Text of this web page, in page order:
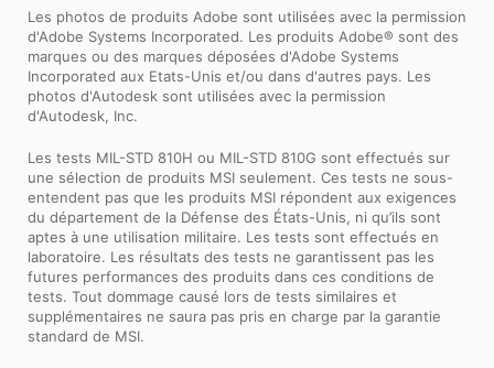
Les photos de produits Adobe sont utilisées avec la permission
d'Adobe Systems Incorporated. Les produits Adobe® sont des
marques ou des marques déposées d'Adobe Systems
Incorporated aux Etats-Unis et/ou dans d'autres pays. Les
photos d'Autodesk sont utilisées avec la permission
d'Autodesk, Inc.
Les tests MIL-STD 810H ou MIL-STD 810G sont effectués sur
une sélection de produits MSI seulement. Ces tests ne sous-
entendent pas que les produits MSI répondent aux exigences
du département de la Défense des États-Unis, ni qu’ils sont
aptes à une utilisation militaire. Les tests sont effectués en
laboratoire. Les résultats des tests ne garantissent pas les
futures performances des produits dans ces conditions de
tests. Tout dommage causé lors de tests similaires et
supplémentaires ne saura pas pris en charge par la garantie
standard de MSI.